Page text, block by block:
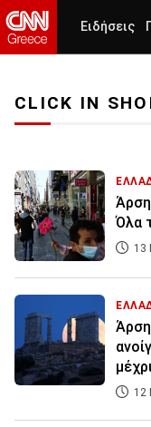
Ειδήσεις
CLICK IN
Όλα
13
12